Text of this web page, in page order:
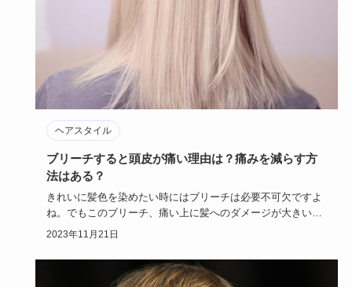
ヘアスタイル
ブリーチすると頭皮が痛い理由は？痛みを減らす方
法はある？
きれいに髪色を染めたい時にはブリーチは必要不可欠ですよ
ね。でもこのブリーチ、痛い上に髪へのダメージが大きいの
が欠点として有…
2023年11月21日